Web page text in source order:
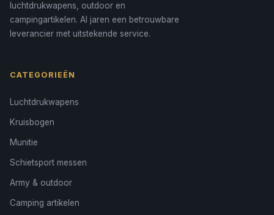
luchtdrukwapens, outdoor en
campingartikelen. Al jaren een betrouwbare
leverancier met uitstekende service.
CATEGORIEËN
Luchtdrukwapens
Kruisbogen
Munitie
Schietsport messen
Army & outdoor
Camping artikelen